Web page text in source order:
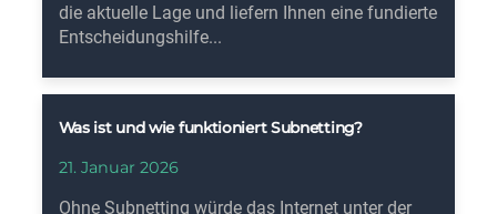
die aktuelle Lage und liefern Ihnen eine fundierte
Entscheidungshilfe...
Was ist und wie funktioniert Subnetting?
21. Januar 2026
Ohne Subnetting würde das Internet unter der